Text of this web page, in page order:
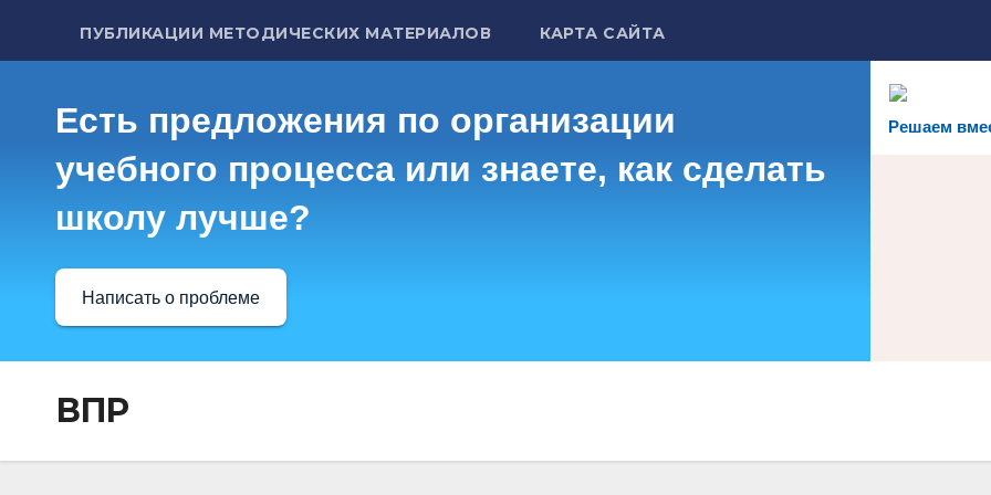
ПУБЛИКАЦИИ МЕТОДИЧЕСКИХ МАТЕРИАЛОВ КАРТА САЙТА
Решаем
Есть предложения по организации
учебного процесса или знаете, как сделать
школу лучше?
Написать о проблеме
ВПР